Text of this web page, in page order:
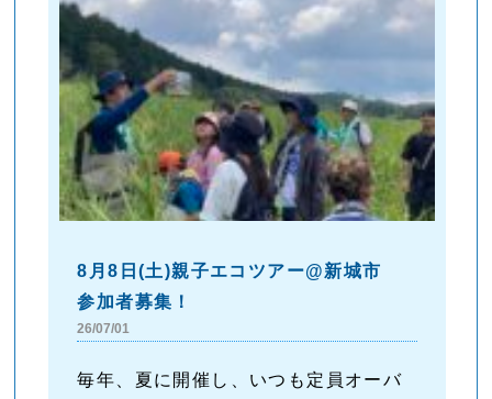
8月8日(土)親子エコツアー@新城市
参加者募集！
26/07/01
毎年、夏に開催し、いつも定員オーバ